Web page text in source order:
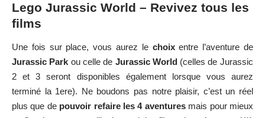
Lego Jurassic World – Revivez tous les
films
Une fois sur place, vous aurez le choixentre l’aventure de
Jurassic Park ou celle de Jurassic World(celles de Jurassic
2 et 3 seront disponibles également lorsque vous aurez
terminé la 1ere). Ne boudons pas notre plaisir, c’est un réel
plus que de pouvoir refaire les 4 aventuresmais pour mieux